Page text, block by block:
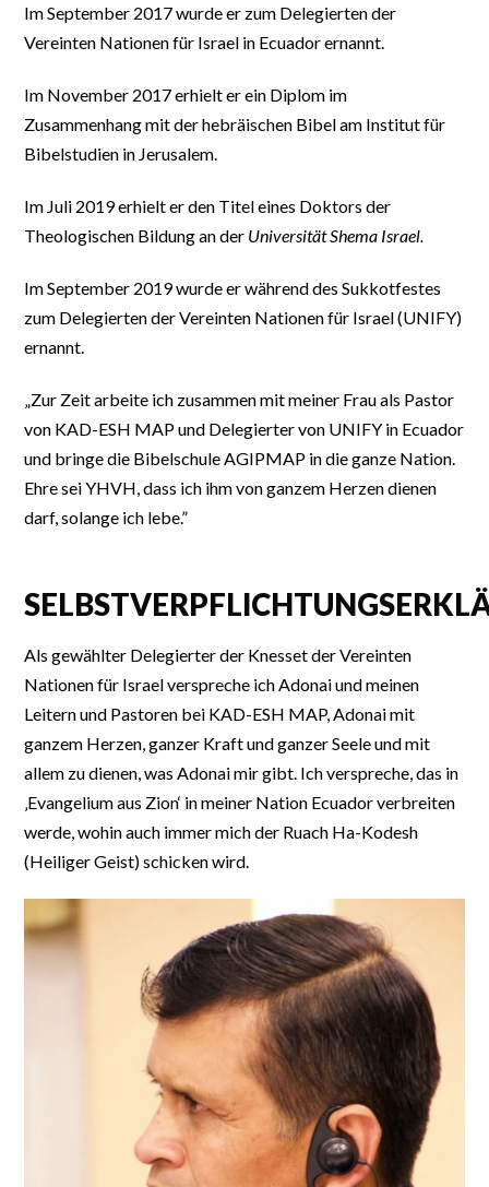
Im September 2017 wurde er zum Delegierten der
Vereinten Nationen für Israel in Ecuador ernannt.
Im November 2017 erhielt er ein Diplom im
Zusammenhang mit der hebräischen Bibel am Institut für
Bibelstudien in Jerusalem.
Im Juli 2019 erhielt er den Titel eines Doktors der
Theologischen Bildung an der Universität Shema Israel.
Im September 2019 wurde er während des Sukkotfestes
zum Delegierten der Vereinten Nationen für Israel (UNIFY)
ernannt.
„Zur Zeit arbeite ich zusammen mit meiner Frau als Pastor
von KAD-ESH MAP und Delegierter von UNIFY in Ecuador
und bringe die Bibelschule AGIPMAP in die ganze Nation.
Ehre sei YHVH, dass ich ihm von ganzem Herzen dienen
darf, solange ich lebe.”
Als gewählter Delegierter der Knesset der Vereinten
Nationen für Israel verspreche ich Adonai und meinen
Leitern und Pastoren bei KAD-ESH MAP, Adonai mit
ganzem Herzen, ganzer Kraft und ganzer Seele und mit
allem zu dienen, was Adonai mir gibt. Ich verspreche, das in
‚Evangelium aus Zion‘ in meiner Nation Ecuador verbreiten
werde, wohin auch immer mich der Ruach Ha-Kodesh
(Heiliger Geist) schicken wird.